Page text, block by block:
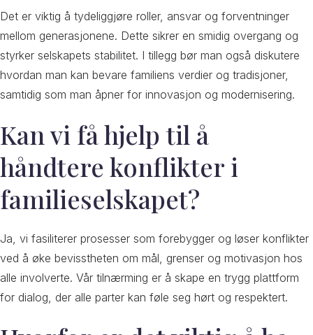
Det er viktig å tydeliggjøre roller, ansvar og forventninger
mellom generasjonene. Dette sikrer en smidig overgang og
styrker selskapets stabilitet. I tillegg bør man også diskutere
hvordan man kan bevare familiens verdier og tradisjoner,
samtidig som man åpner for innovasjon og modernisering.
Kan vi få hjelp til å
håndtere konflikter i
familieselskapet?
Ja, vi fasiliterer prosesser som forebygger og løser konflikter
ved å øke bevisstheten om mål, grenser og motivasjon hos
alle involverte. Vår tilnærming er å skape en trygg plattform
for dialog, der alle parter kan føle seg hørt og respektert.